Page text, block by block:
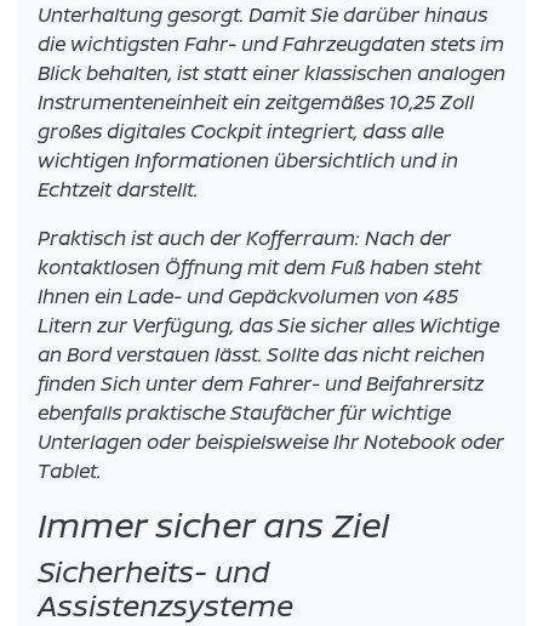
Unterhaltung gesorgt. Damit Sie darüber hinaus
die wichtigsten Fahr- und Fahrzeugdaten stets im
Blick behalten, ist statt einer klassischen analogen
Instrumenteneinheit ein zeitgemäßes 10,25 Zoll
großes digitales Cockpit integriert, dass alle
wichtigen Informationen übersichtlich und in
Echtzeit darstellt.
Praktisch ist auch der Kofferraum: Nach der
kontaktlosen Öffnung mit dem Fuß haben steht
Ihnen ein Lade- und Gepäckvolumen von 485
Litern zur Verfügung, das Sie sicher alles Wichtige
an Bord verstauen lässt. Sollte das nicht reichen
finden Sich unter dem Fahrer- und Beifahrersitz
ebenfalls praktische Staufächer für wichtige
Unterlagen oder beispielsweise Ihr Notebook oder
Tablet.
Immer sicher ans Ziel
Sicherheits- und
Assistenzsysteme